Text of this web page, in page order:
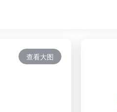
查看大图